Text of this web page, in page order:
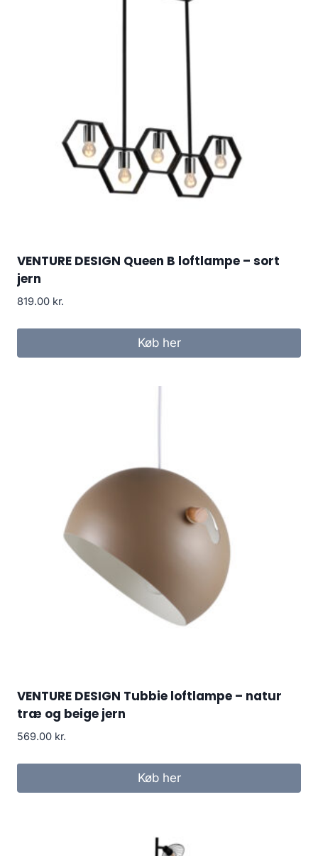
VENTURE DESIGN Queen B loftlampe – sort
jern
819.00 kr.
Køb her
VENTURE DESIGN Tubbie loftlampe – natur
træ og beige jern
569.00 kr.
Køb her